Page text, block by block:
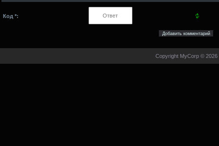
Код *:
Copyright MyCorp © 2026